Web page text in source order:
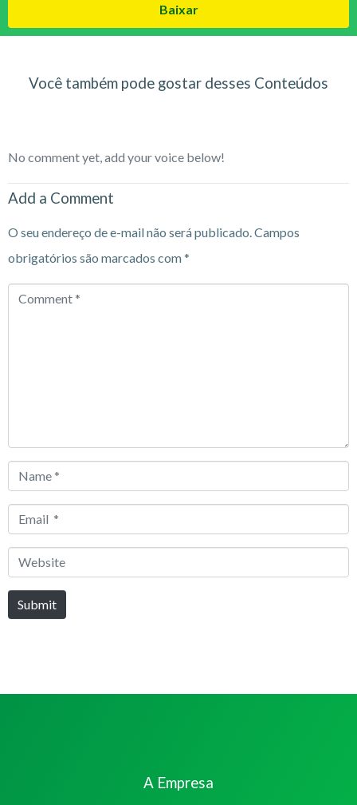
Baixar
Você também pode gostar desses Conteúdos
No comment yet, add your voice below!
Add a Comment
O seu endereço de e-mail não será publicado.Campos
obrigatórios são marcados com*
Comment
Name
Email
Website
Submit
A Empresa